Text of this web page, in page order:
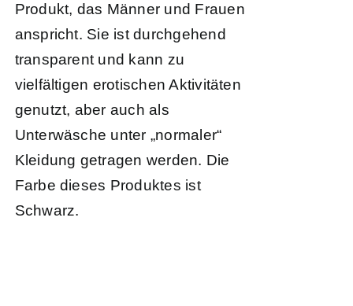
Produkt, das Männer und Frauen
anspricht. Sie ist durchgehend
transparent und kann zu
vielfältigen erotischen Aktivitäten
genutzt, aber auch als
Unterwäsche unter „normaler“
Kleidung getragen werden. Die
Farbe dieses Produktes ist
Schwarz.